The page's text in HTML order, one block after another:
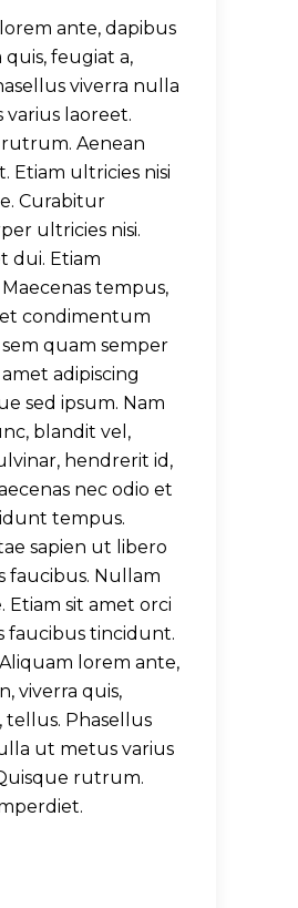
ante, dapibus
quis, feugiat a,
viverra nulla
laoreet.
Aenean
Etiam ultricies nisi
Curabitur
ultricies nisi.
dui. Etiam
tempus,
condimentum
quam semper
amet adipiscing
sed ipsum. Nam
blandit vel,
hendrerit id,
nec odio et
tempus.
sapien ut libero
faucibus. Nullam
Etiam sit amet orci
faucibus tincidunt.
Aliquam lorem ante,
viverra quis,
tellus. Phasellus
ut metus varius
rutrum.